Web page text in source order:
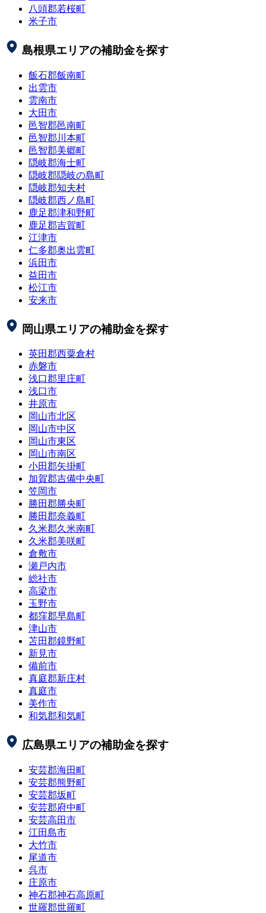
八頭郡若桜町
米子市
島根県エリアの補助金を探す
飯石郡飯南町
出雲市
雲南市
大田市
邑智郡邑南町
邑智郡川本町
邑智郡美郷町
隠岐郡海士町
隠岐郡隠岐の島町
隠岐郡知夫村
隠岐郡西ノ島町
鹿足郡津和野町
鹿足郡吉賀町
江津市
仁多郡奥出雲町
浜田市
益田市
松江市
安来市
岡山県エリアの補助金を探す
英田郡西粟倉村
赤磐市
浅口郡里庄町
浅口市
井原市
岡山市北区
岡山市中区
岡山市東区
岡山市南区
小田郡矢掛町
加賀郡吉備中央町
笠岡市
勝田郡勝央町
勝田郡奈義町
久米郡久米南町
久米郡美咲町
倉敷市
瀬戸内市
総社市
高梁市
玉野市
都窪郡早島町
津山市
苫田郡鏡野町
新見市
備前市
真庭郡新庄村
真庭市
美作市
和気郡和気町
広島県エリアの補助金を探す
安芸郡海田町
安芸郡熊野町
安芸郡坂町
安芸郡府中町
安芸高田市
江田島市
大竹市
尾道市
呉市
庄原市
神石郡神石高原町
世羅郡世羅町